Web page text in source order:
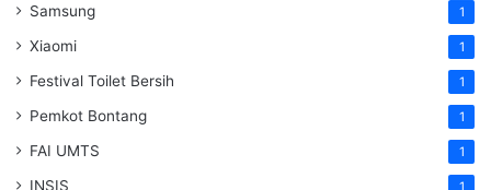
Samsung 1
Xiaomi 1
Festival Toilet Bersih 1
Pemkot Bontang 1
FAI UMTS 1
INSIS 1